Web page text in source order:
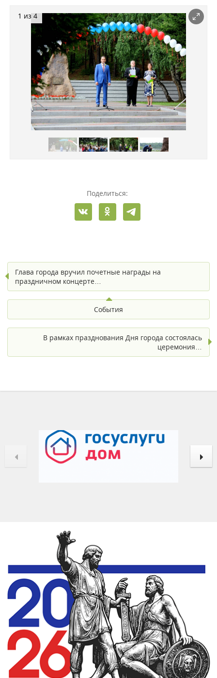
1 из 4
Поделиться:
Глава города вручил почетные награды на
праздничном концерте…
События
В рамках празднования Дня города состоялась
церемония…